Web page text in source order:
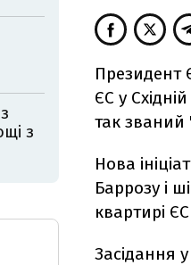
Президент
ЄС у
так званий
Нова
Баррозу і
квартирі
Засідання
з